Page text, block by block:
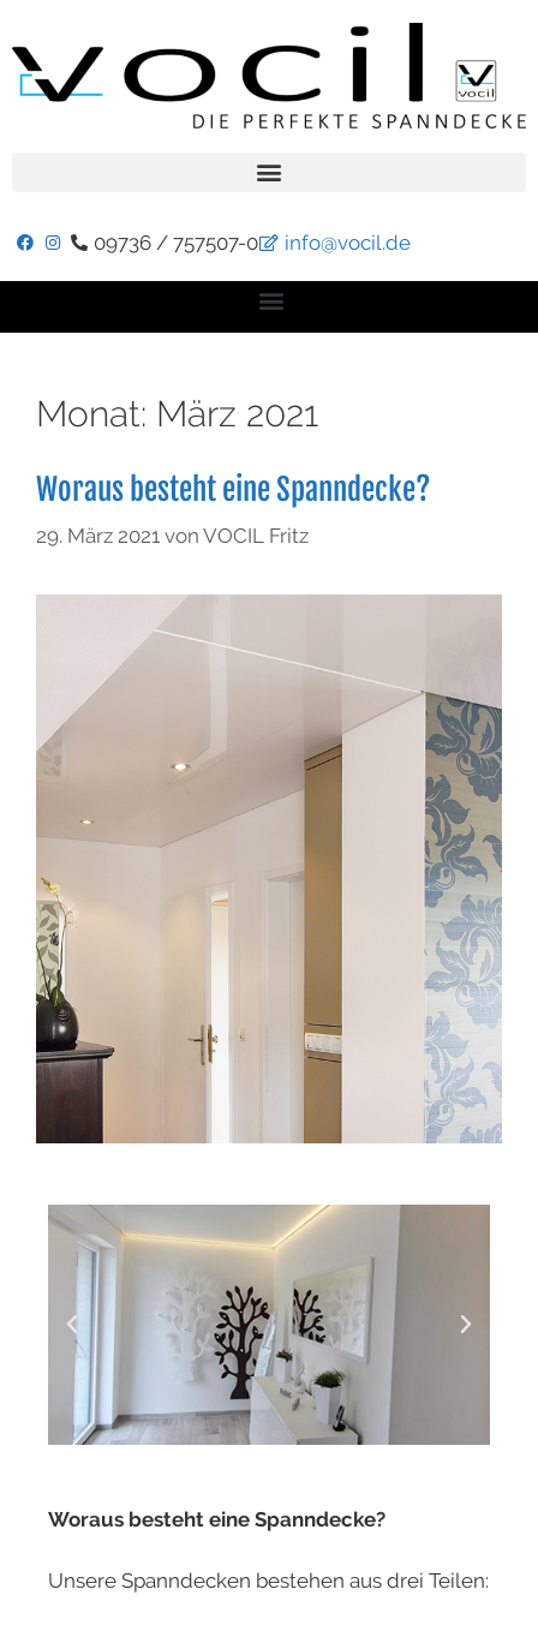
09736 / 757507-0 info@vocil.de
Monat: März 2021
Woraus besteht eine Spanndecke?
29. März 2021 von VOCIL Fritz
Woraus besteht eine Spanndecke?
Unsere Spanndecken bestehen aus drei Teilen: